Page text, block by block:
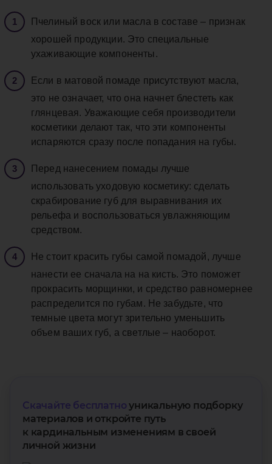
Пчелиный воск или масла в составе – признак
хорошей продукции. Это специальные
ухаживающие компоненты.
Если в матовой помаде присутствуют масла,
это не означает, что она начнет блестеть как
глянцевая. Уважающие себя производители
косметики делают так, что эти компоненты
испаряются сразу после попадания на губы.
Перед нанесением помады лучше
использовать уходовую косметику: сделать
скрабирование губ для выравнивания их
рельефа и воспользоваться увлажняющим
средством.
Не стоит красить губы самой помадой, лучше
нанести ее сначала на на кисть. Это поможет
прокрасить морщинки, и средство равномернее
распределится по губам. Не забудьте, что
темные цвета могут зрительно уменьшить
объем ваших губ, а светлые – наоборот.
Скачайте бесплатноуникальную подборку
материалов и откройте путь
к кардинальным изменениям в своей
личной жизни